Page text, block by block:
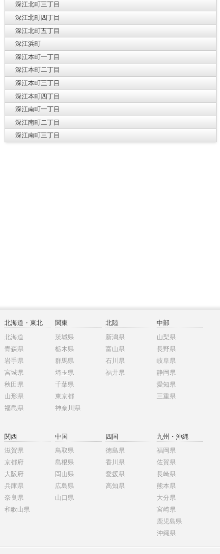
深江北町三丁目
深江北町四丁目
深江北町五丁目
深江浜町
深江本町一丁目
深江本町二丁目
深江本町三丁目
深江本町四丁目
深江南町一丁目
深江南町二丁目
深江南町三丁目
北海道・東北
北海道
青森県
岩手県
宮城県
秋田県
山形県
福島県
関東
茨城県
栃木県
群馬県
埼玉県
千葉県
東京都
神奈川県
北陸
新潟県
富山県
石川県
福井県
中部
山梨県
長野県
岐阜県
静岡県
愛知県
三重県
関西
滋賀県
京都府
大阪府
兵庫県
奈良県
和歌山県
中国
鳥取県
島根県
岡山県
広島県
山口県
四国
徳島県
香川県
愛媛県
高知県
九州・沖縄
福岡県
佐賀県
長崎県
熊本県
大分県
宮崎県
鹿児島県
沖縄県